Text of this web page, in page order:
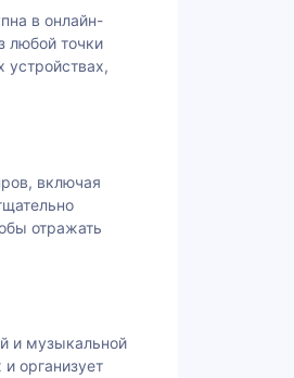
в онлайн-
любой точки
включая
отражать
и музыкальной
организует